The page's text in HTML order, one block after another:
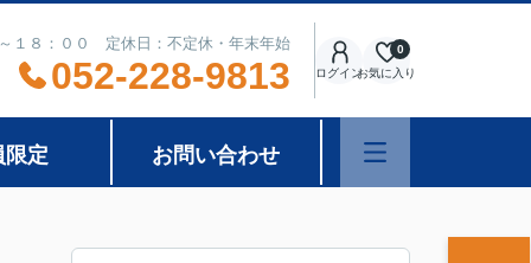
１８：００ 定休日：不定休・年末年始
052-228-9813 ログインお気に入り
0
限定 お問い合わせ